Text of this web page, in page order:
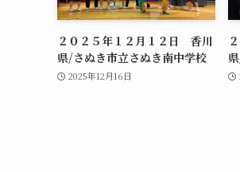
２０２５年１２月１２日 香川
県/さぬき市立さぬき南中学校
2025年12月16日